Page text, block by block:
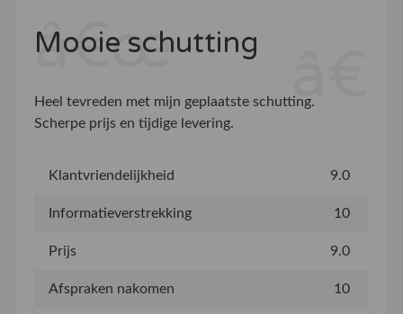
Mooie schutting
Heel tevreden met mijn geplaatste schutting.
Scherpe prijs en tijdige levering.
Klantvriendelijkheid 9.0
Informatieverstrekking 10
Prijs 9.0
Afspraken nakomen 10